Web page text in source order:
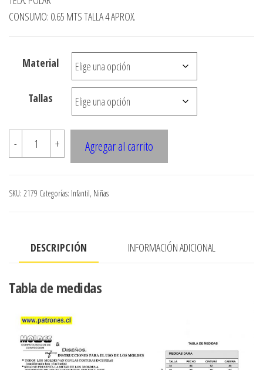
precios:
$3.000
hasta
$7.900
CONSUMO: 0.65 MTS TALLA 4 APROX.
Material
Tallas
-
2179
cantidad
+ Agregar al carrito
SKU: 2179 Categorías: Infantil, Niñas
DESCRIPCIÓN INFORMACIÓN ADICIONAL
Tabla de medidas